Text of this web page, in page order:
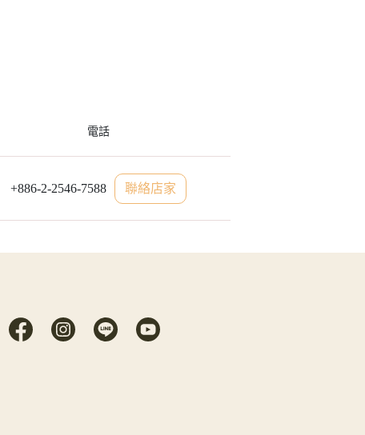
電話
+886-2-2546-7588 聯絡店家